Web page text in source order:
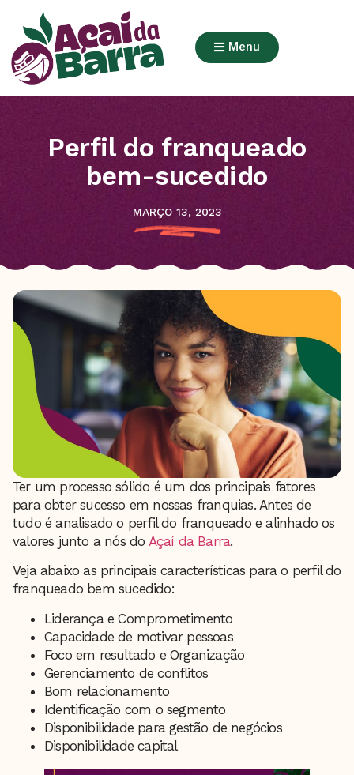
Menu
Perfil do franqueado
bem-sucedido
MARÇO 13, 2023
Ter um processo sólido é um dos principais fatores
para obter sucesso em nossas franquias. Antes de
tudo é analisado o perfil do franqueado e alinhado os
valores junto a nós do Açaí da Barra.
Veja abaixo as principais características para o perfil do
franqueado bem sucedido:
Liderança e Comprometimento
Capacidade de motivar pessoas
Foco em resultado e Organização
Gerenciamento de conflitos
Bom relacionamento
Identificação com o segmento
Disponibilidade para gestão de negócios
Disponibilidade capital